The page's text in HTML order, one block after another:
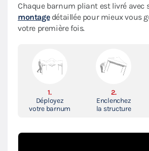
Chaque barnum pliant est livré avec
montagedétaillée pour mieux vous
votre première fois.
1.
Déployez
votre barnum
2.
Enclenchez
la structure